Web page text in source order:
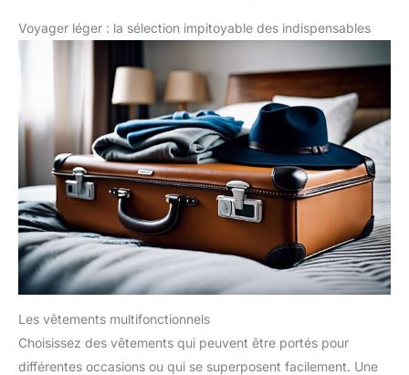
Voyager léger : la sélection impitoyable des indispensables
Les vêtements multifonctionnels
Choisissez des vêtements qui peuvent être portés pour
différentes occasions ou qui se superposent facilement. Une